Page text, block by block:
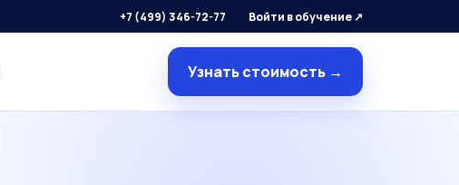
+7 (499) 346-72-77 Войти в обучение ↗
Узнать стоимость →